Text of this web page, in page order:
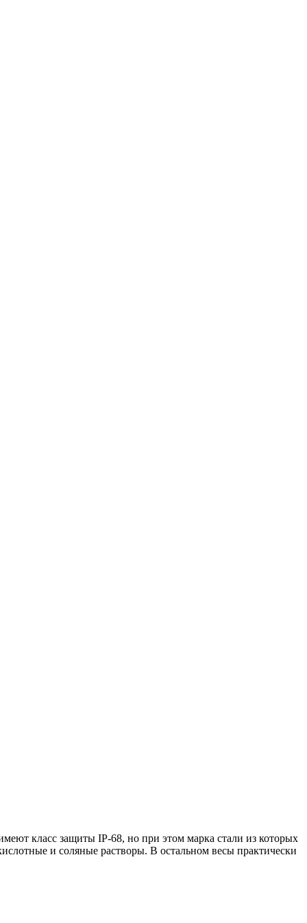
класс защиты IP-68, но при этом марка стали из которых
и соляные растворы. В остальном весы практически